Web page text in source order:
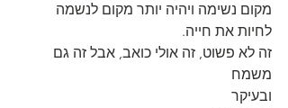
מקום נשימה ויהיה יותר מקום לנשמה
לחיות את חייה.
זה לא פשוט, זה אולי כואב, אבל זה גם
משמח
ובעיקר